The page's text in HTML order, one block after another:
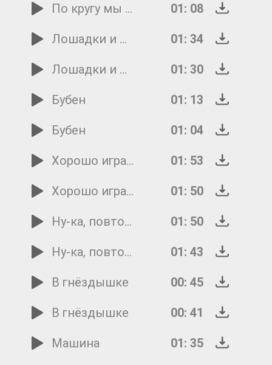
По кругу мы шагаем
01: 08
Лошадки и мышата
01: 34
Лошадки и мышата
01: 30
Бубен
01: 13
Бубен
01: 04
Хорошо играем
01: 53
Хорошо играем
01: 50
Ну-ка, повторяйте
01: 50
Ну-ка, повторяйте
01: 43
В гнёздышке
00: 45
В гнёздышке
00: 41
Машина
01: 35